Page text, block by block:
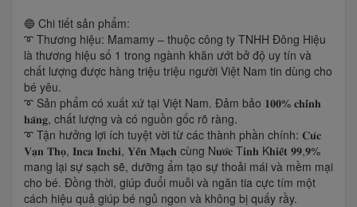
🔵 Chi tiết sản phẩm:
➰ Thương hiệu: Mamamy – thuộc công ty TNHH Đông Hiệu
là thương hiệu số 1 trong ngành khăn ướt bở độ uy tín và
chất lượng được hàng triệu triệu người Việt Nam tin dùng cho
bé yêu.
➰ Sản phẩm có xuất xứ tại Việt Nam. Đảm bảo 𝟏𝟎𝟎% 𝐜𝐡𝐢́𝐧𝐡
𝐡𝐚̃𝐧𝐠, chất lượng và có nguồn gốc rõ ràng.
➰ Tận hưởng lợi ích tuyệt vời từ các thành phần chính: 𝐂𝐮́𝐜
𝐕𝐚̣𝐧 𝐓𝐡𝐨̣, 𝐈𝐧𝐜𝐚 𝐈𝐧𝐜𝐡𝐢, 𝐘𝐞̂́𝐧 𝐌𝐚̣𝐜𝐡 cùng N𝐮̛𝐨̛́𝐜 T𝐢𝐧𝐡 K𝐡𝐢𝐞̂́𝐭 𝟗𝟗,𝟗%
mang lại sự sạch sẽ, dưỡng ẩm tạo sự thoải mái và mềm mại
cho bé. Đồng thời, giúp đuổi muỗi và ngăn tia cực tím một
cách hiệu quả giúp bé ngủ ngon và không bị quấy rầy.